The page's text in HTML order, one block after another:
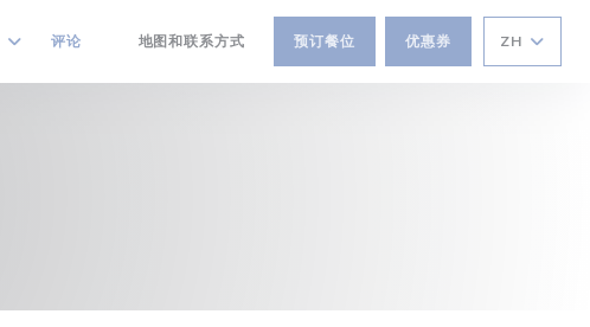
评论
((在新窗口中打开))
地图和联系方式 预订餐位 优惠券 ZH